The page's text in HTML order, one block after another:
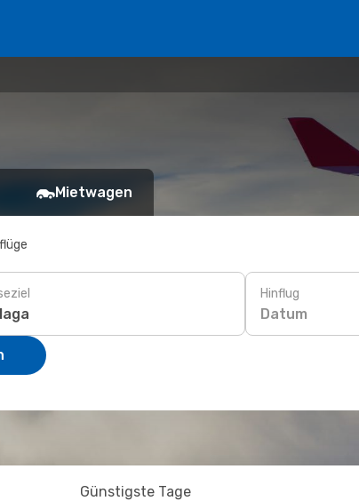
Mietwagen
Hinflug
Datum
Günstigste Tage